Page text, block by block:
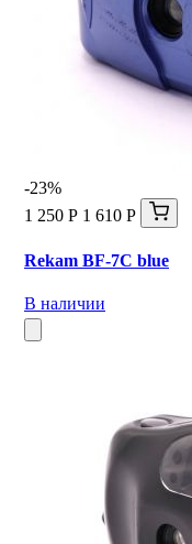
-23%
1 250 Р 1 610 Р
Rekam BF-7C blue
В наличии